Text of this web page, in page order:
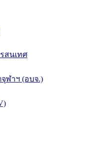
สนเทศ
ฬาฯ (อบจ.)